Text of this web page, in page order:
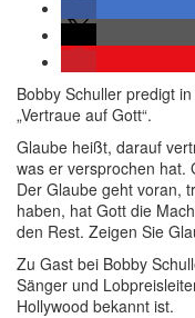
Bobby Schuller predigt
„Vertraue auf Gott“.
Glaube heißt, darauf
was er versprochen hat.
Der Glaube geht voran,
haben, hat Gott die
den Rest. Zeigen Sie
Zu Gast bei Bobby
Sänger und
Hollywood bekannt ist.